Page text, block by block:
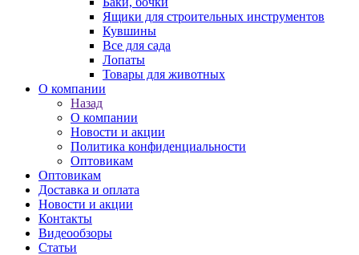
Ящики для строительных инструментов
Кувшины
Все для сада
Лопаты
Товары для животных
О компании
Назад
О компании
Новости и акции
Политика конфиденциальности
Оптовикам
Оптовикам
Доставка и оплата
Новости и акции
Контакты
Видеообзоры
Статьи